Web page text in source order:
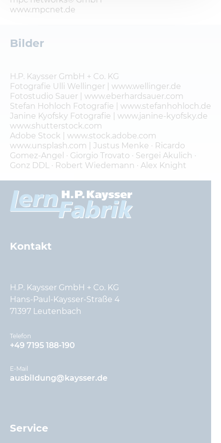
www.mpcnet.de
Bilder
H.P. Kaysser GmbH + Co. KG
Fotografie Ulli Wellinger | www.wellinger.de
Fotostudio Sauer | www.eberhardsauer.com
Stefan Hohloch Fotografie | www.stefanhohloch.de
Janine Kyofsky Fotografie | www.janine-kyofsky.de
www.shutterstock.com
Adobe Stock | www.stock.adobe.com
www.unsplash.com | Justus Menke · Ricardo
Gomez-Angel · Giorgio Trovato · Sergei Akulich ·
Gonz DDL · Robert Wiedemann · Alex Knight
Kontakt
H.P. Kaysser GmbH + Co. KG
Hans-Paul-Kaysser-Straße 4
71397 Leutenbach
Telefon
+49 7195 188-190
E-Mail
ausbildung@kaysser.de
Service
in Ihrem Profil eingeloggt bleiben möchten, um
Ihnen unsere Dienste bei einem erneuten Besuch
Cookie Consent
Anbieter:
mindshape GmbH
Zweck:
Managen von Consent-Einstellungen
Cookie Laufzeit:
1 year
STATISTIK
Um unser Angebot und unsere Webseite weiter zu
verbessern, erfassen wir anonymisierte Daten für
können wir beispielsweise die Besucherzahlen und
den Effekt bestimmter Seiten unseres Web-
Auftritts ermitteln und unsere Inhalte optimieren.
Google Analytics
Cookie Laufzeit:
24 Monate
Google Analytics 2
Anbieter:
Cookie dient uns zur Unterscheidung von
Name: